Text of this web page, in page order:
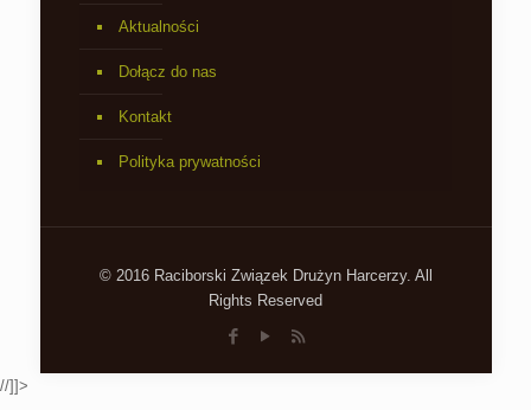
Aktualności
Dołącz do nas
Kontakt
Polityka prywatności
© 2016 Raciborski Związek Drużyn Harcerzy. All
Rights Reserved
//]]>